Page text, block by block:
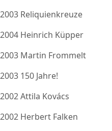
2003 Reliquienkreuze
2004 Heinrich Küpper
2003 Martin Frommelt
2003 150 Jahre!
2002 Attila Kovács
2002 Herbert Falken